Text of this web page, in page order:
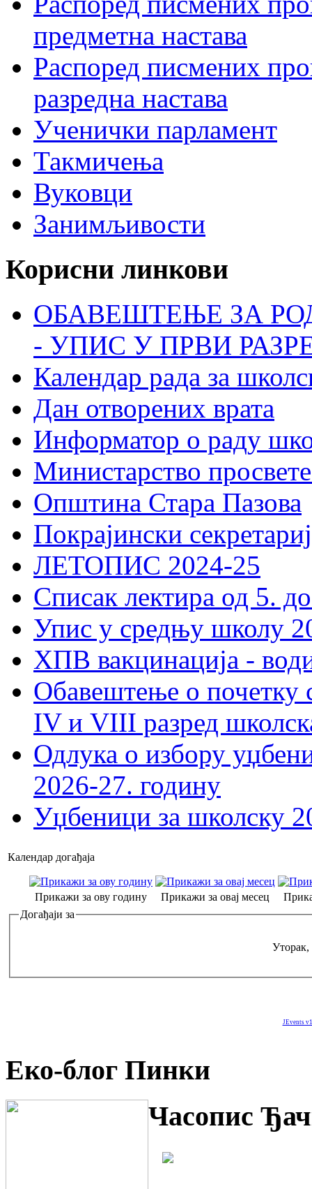
предметна настава
Распоред писмених
разредна настава
Ученички парламент
Такмичења
Вуковци
Занимљивости
Корисни линкови
ОБАВЕШТЕЊЕ ЗА
- УПИС У ПРВИ
Календар рада за
Дан отворених врата
Информатор о раду
Министарство
Општина Стара Пазова
Покрајински
ЛЕТОПИС 2024-25
Списак лектира од 5.
Упис у средњу школу
ХПВ вакцинација -
Обавештење о почетку
IV и VIII разред
Одлука о избору
2026-27. годину
Уџбеници за школску
Календар догађаја
Прикажи за ову годину Прикажи за овај месец
Догађаји за
Уторак,
JEvents
Еко-блог Пинки
Часопис